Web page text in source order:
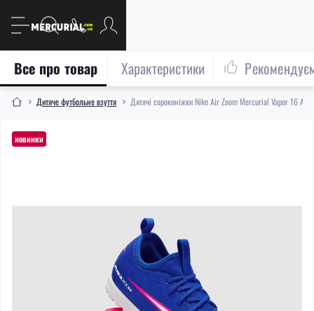
Дитяче футбольне взуття Дитячі сороконіжки Nike Air Zoom Mercurial Vapor 16
Все про товар Характеристики
новинки